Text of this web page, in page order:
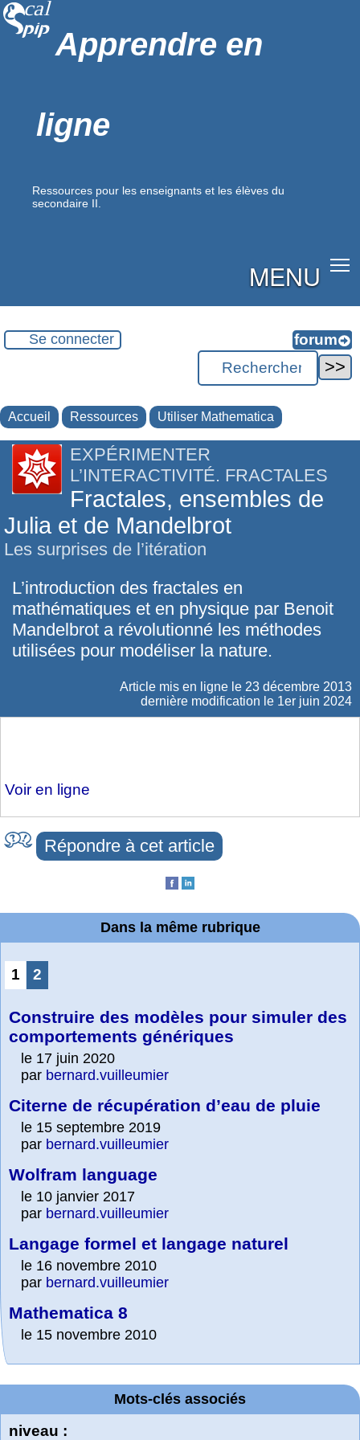
Apprendre en
ligne
Ressources pour les enseignants et les élèves du
secondaire II.
MENU
Se connecter
Accueil Ressources Utiliser Mathematica
EXPÉRIMENTER
L’INTERACTIVITÉ. FRACTALES
Fractales, ensembles de
Julia et de Mandelbrot
Les surprises de l’itération
L’introduction des fractales en
mathématiques et en physique par Benoit
Mandelbrot a révolutionné les méthodes
utilisées pour modéliser la nature.
Article mis en ligne le 23 décembre 2013
dernière modification le 1er juin 2024
Voir en ligne
Répondre à cet article
Dans la même rubrique
1 2
Construire des modèles pour simuler des
comportements génériques
le 17 juin 2020
par bernard.vuilleumier
Citerne de récupération d’eau de pluie
le 15 septembre 2019
par bernard.vuilleumier
Wolfram language
le 10 janvier 2017
par bernard.vuilleumier
Langage formel et langage naturel
le 16 novembre 2010
par bernard.vuilleumier
Mathematica 8
le 15 novembre 2010
Mots-clés associés
niveau :